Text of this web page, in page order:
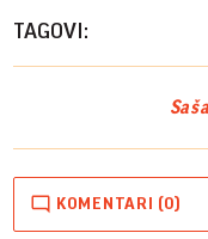
TAGOVI:
KOMENTARI (0)